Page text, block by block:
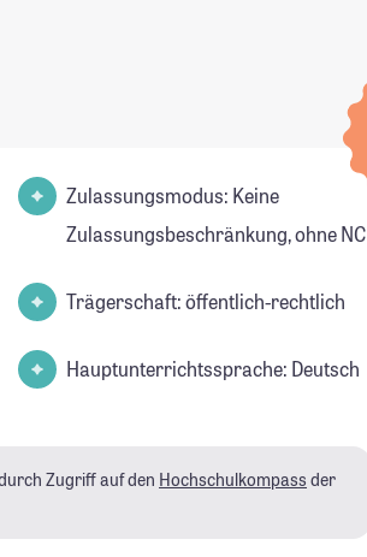
Zulassungsmodus: Keine
Zulassungsbeschränkung, ohne NC
Trägerschaft: öffentlich-rechtlich
Hauptunterrichtssprache: Deutsch
Zugriff auf den Hochschulkompass der